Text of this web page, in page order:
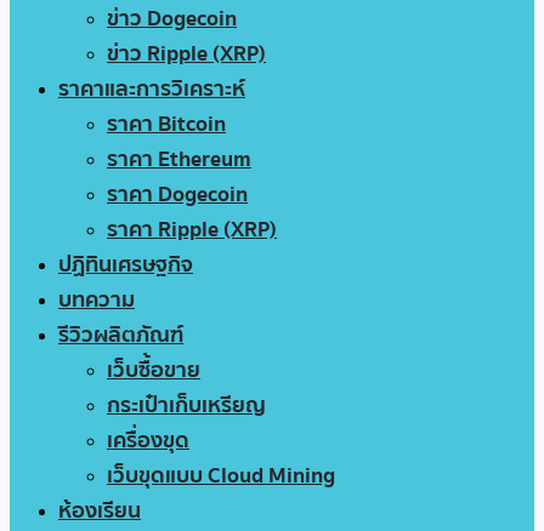
ข่าว Dogecoin
ข่าว Ripple (XRP)
ราคาและการวิเคราะห์
ราคา Bitcoin
ราคา Ethereum
ราคา Dogecoin
ราคา Ripple (XRP)
ปฏิทินเศรษฐกิจ
บทความ
รีวิวผลิตภัณฑ์
เว็บซื้อขาย
กระเป๋าเก็บเหรียญ
เครื่องขุด
เว็บขุดแบบ Cloud Mining
ห้องเรียน